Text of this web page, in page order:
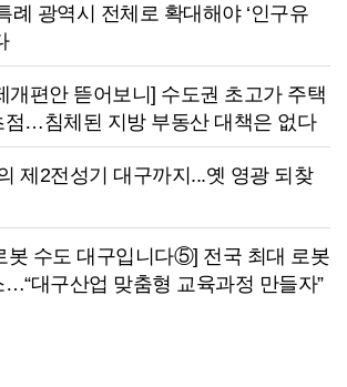
례 광역시 전체로 확대해야 ‘인구유
개편안 뜯어보니] 수도권 초고가 주택
점…침체된 지방 부동산 대책은 없다
제2전성기 대구까지...옛 영광 되찾
봇 수도 대구입니다⑤] 전국 최대 로봇
…“대구산업 맞춤형 교육과정 만들자”